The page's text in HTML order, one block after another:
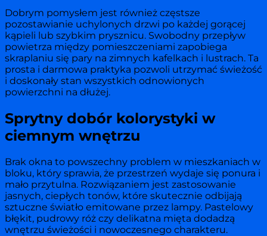
Dobrym pomysłem jest również częstsze
pozostawianie uchylonych drzwi po każdej gorącej
kąpieli lub szybkim prysznicu. Swobodny przepływ
powietrza między pomieszczeniami zapobiega
skraplaniu się pary na zimnych kafelkach i lustrach. Ta
prosta i darmowa praktyka pozwoli utrzymać świeżość
i doskonały stan wszystkich odnowionych
powierzchni na dłużej.
Sprytny dobór kolorystyki w
ciemnym wnętrzu
Brak okna to powszechny problem w mieszkaniach w
bloku, który sprawia, że przestrzeń wydaje się ponura i
mało przytulna. Rozwiązaniem jest zastosowanie
jasnych, ciepłych tonów, które skutecznie odbijają
sztuczne światło emitowane przez lampy. Pastelowy
błękit, pudrowy róż czy delikatna mięta dodadzą
wnętrzu świeżości i nowoczesnego charakteru.